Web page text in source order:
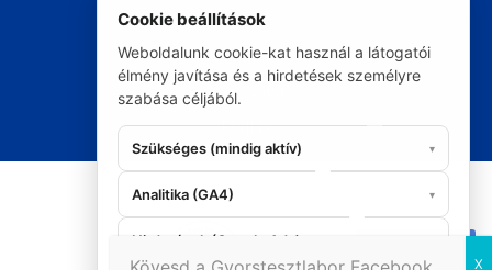
Fizetés
Szállítás
Kapcsolat
Elállás
© Minden jog fenntartva 2020
Cookie beállítások
Weboldalunk cookie-kat használ a látogatói
élmény javítása és a hirdetések személyre
szabása céljából.
Szükséges (mindig aktív) ▾
Analitika (GA4) ▾
Hirdetések (Google Ads)